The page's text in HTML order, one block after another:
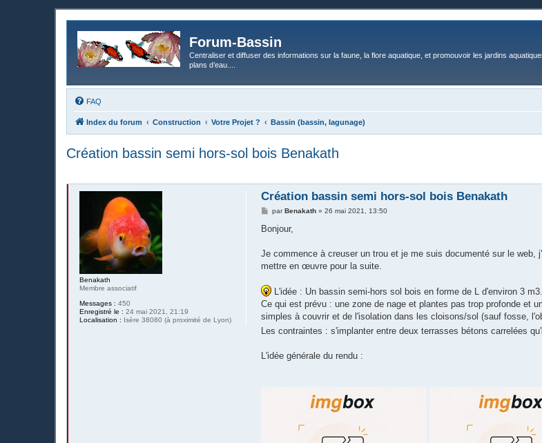
Forum-Bassin
Centraliser et diffuser des informations sur la faune, la flore aquatique, et promouvoir les jardins
plans d’eau....
FAQ
Index du forum Construction Votre Projet ? Bassin (bassin, lagunage)
Création bassin semi hors-sol bois Benakath
Benakath
Membre associatif
Messages : 450
Enregistré le : 24 mai 2021, 21:19
Localisation : Isère 38080 (à proximité de Lyon)
Création bassin semi hors-sol bois Benakath
M
s
g
parBenakath »26 mai 2021, 13:50
Bonjour,
Je commence à creuser un trou et je me suis documenté sur le
mettre en œuvre pour la suite.
L'idée : Un bassin semi-hors sol bois en forme de L d'environ 3 m3.
Ce qui est prévu : une zone de nage et plantes pas trop profonde et
simples à couvrir et de l'isolation dans les cloisons/sol (sauf fosse,
Les contraintes : s'implanter entre deux terrasses bétons carrelées
L'idée générale du rendu :